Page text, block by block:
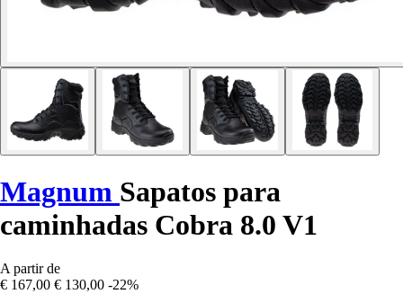
Magnum Sapatos para
caminhadas Cobra 8.0 V1
A partir de
€ 167,00 € 130,00 -22%